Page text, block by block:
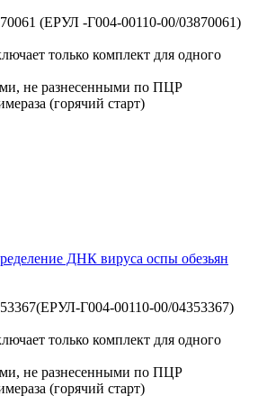
(ЕРУЛ -Г004-00110-00/03870061)
ДНК вируса оспы обезьян
Г004-00110-00/04353367)